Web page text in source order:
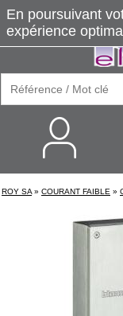
ROY SA » COURANT FAIBLE »
En poursuivant
expérience